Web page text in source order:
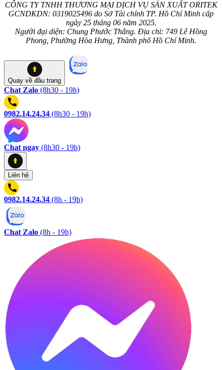
CÔNG TY TNHH THƯƠNG MẠI DỊCH VỤ SẢN XUẤT ORITEK
GCNDKDN: 0319025496 do Sở Tài chính TP. Hồ Chí Minh cấp
ngày 25 tháng 06 năm 2025.
Người đại diện: Chung Phước Thắng. Địa chỉ: 749 Lê Hồng
Phong, Phường Hòa Hưng, Thành phố Hồ Chí Minh.
Quay về đầu trang
Chat Zalo (8h30 - 19h)
0982.14.24.34 (8h30 - 19h)
Chat ngay (8h30 - 19h)
Liên hệ
0982.14.24.34 (8h - 19h)
Chat Zalo (8h - 19h)